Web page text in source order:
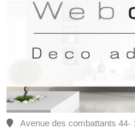
Avenue des combattants 44-